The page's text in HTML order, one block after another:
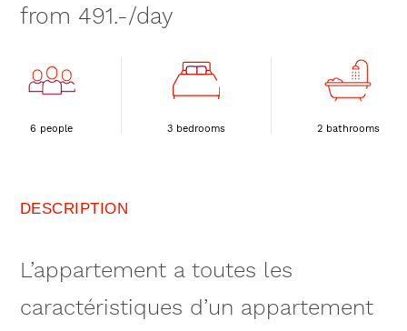
from 491.-/day
6 people 3 bedrooms 2 bathrooms
DESCRIPTION
L’appartement a toutes les
caractéristiques d’un appartement